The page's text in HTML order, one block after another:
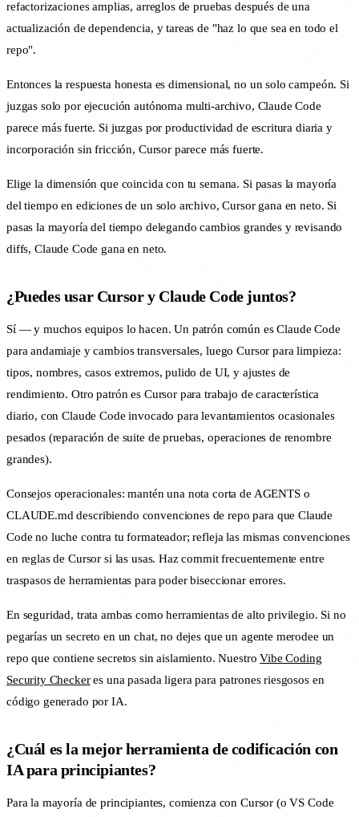
refactorizaciones amplias, arreglos de pruebas después de una
actualización de dependencia, y tareas de "haz lo que sea en todo el
repo".
Entonces la respuesta honesta es dimensional, no un solo campeón. Si
juzgas solo por ejecución autónoma multi-archivo, Claude Code
parece más fuerte. Si juzgas por productividad de escritura diaria y
incorporación sin fricción, Cursor parece más fuerte.
Elige la dimensión que coincida con tu semana. Si pasas la mayoría
del tiempo en ediciones de un solo archivo, Cursor gana en neto. Si
pasas la mayoría del tiempo delegando cambios grandes y revisando
diffs, Claude Code gana en neto.
¿Puedes usar Cursor y Claude Code juntos?
Sí — y muchos equipos lo hacen. Un patrón común es Claude Code
para andamiaje y cambios transversales, luego Cursor para limpieza:
tipos, nombres, casos extremos, pulido de UI, y ajustes de
rendimiento. Otro patrón es Cursor para trabajo de característica
diario, con Claude Code invocado para levantamientos ocasionales
pesados (reparación de suite de pruebas, operaciones de renombre
grandes).
Consejos operacionales: mantén una nota corta de AGENTS o
CLAUDE.md describiendo convenciones de repo para que Claude
Code no luche contra tu formateador; refleja las mismas convenciones
en reglas de Cursor si las usas. Haz commit frecuentemente entre
traspasos de herramientas para poder biseccionar errores.
En seguridad, trata ambas como herramientas de alto privilegio. Si no
pegarías un secreto en un chat, no dejes que un agente merodee un
repo que contiene secretos sin aislamiento. NuestroVibe Coding
Security Checkeres una pasada ligera para patrones riesgosos en
código generado por IA.
¿Cuál es la mejor herramienta de codificación con
IA para principiantes?
Para la mayoría de principiantes, comienza con Cursor (o VS Code